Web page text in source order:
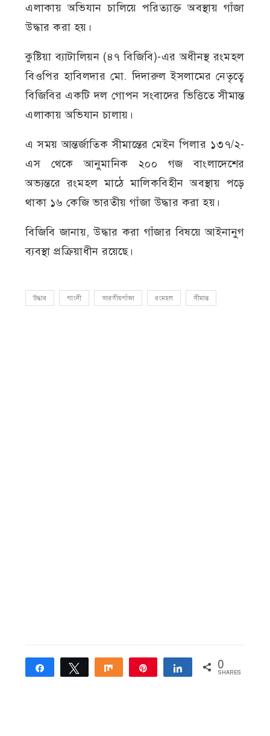
এলাকায় অভিযান চালিয়ে পরিত্যাক্ত অবস্থায় গাঁজা
উদ্ধার করা হয়।
কুষ্টিয়া ব্যাটালিয়ন (৪৭ বিজিবি)-এর অধীনস্থ রংমহল
বিওপির হাবিলদার মো. দিদারুল ইসলামের নেতৃত্বে
বিজিবির একটি দল গোপন সংবাদের ভিত্তিতে সীমান্ত
এলাকায় অভিযান চালায়।
এ সময় আন্তর্জাতিক সীমান্তের মেইন পিলার ১৩৭/২-
এস থেকে আনুমানিক ২০০ গজ বাংলাদেশের
অভ্যন্তরে রংমহল মাঠে মালিকবিহীন অবস্থায় পড়ে
থাকা ১৬ কেজি ভারতীয় গাঁজা উদ্ধার করা হয়।
বিজিবি জানায়, উদ্ধার করা গাঁজার বিষয়ে আইনানুগ
ব্যবস্থা প্রক্রিয়াধীন রয়েছে।
উদ্ধার গাংনী ভারতীয়গাঁজা রংমহল সীমান্ত
Share Tweet Share Share 0
SHARES